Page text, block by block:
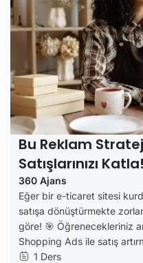
Bu Reklam
Satışlarınızı Katla!
360 Ajans
Eğer bir e-ticaret sitesi
satışa dönüştürmekte
göre! 🎯 Öğrenecekleriniz
Shopping Ads ile satış
1 Ders